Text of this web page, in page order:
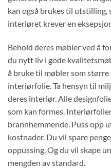
kan også brukes til utstilling,
interiøret krever en
Behold deres møbler ved å
du nytt liv i gode
å bruke til møbler som
interiørfolie. Ta hensyn til
deres interiør. Alle
som kan formes.
brannhemmende. Puss opp
kostnader. Du vil spare
oppussing. Og du vil skape
mengden av standard.